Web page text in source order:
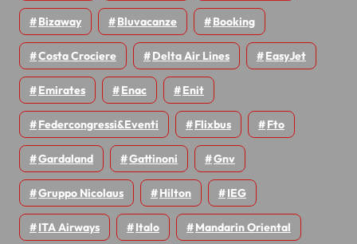
Bizaway Bluvacanze Booking
Costa Crociere Delta Air Lines EasyJet
Emirates Enac Enit
Federcongressi&eventi Flixbus Fto
Gardaland Gattinoni Gnv
Gruppo Nicolaus Hilton IEG
ITA Airways Italo Mandarin Oriental